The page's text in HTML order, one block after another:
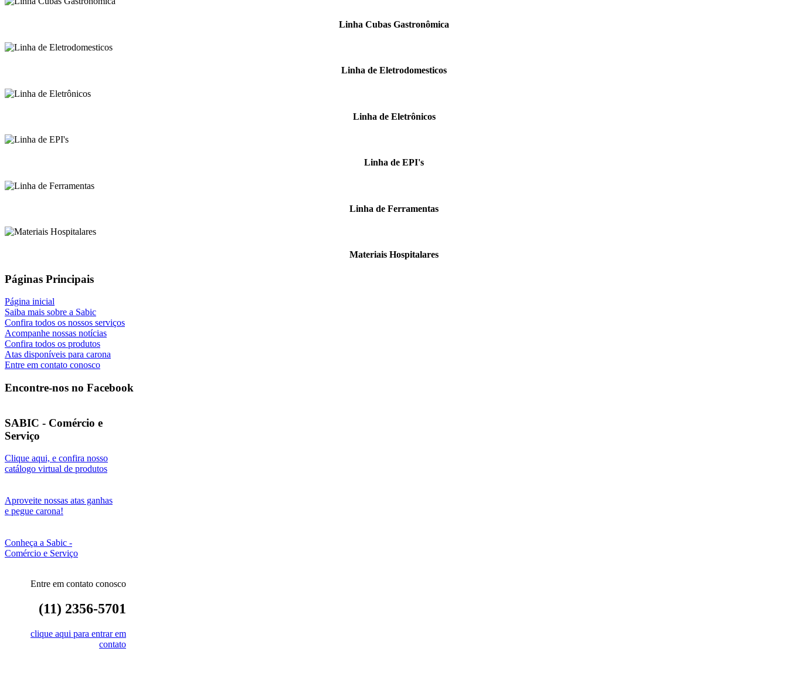
Linha Cubas Gastronômica
Linha de Eletrodomesticos
Linha de Eletrônicos
Linha de EPI's
Linha de Ferramentas
Materiais Hospitalares
Páginas Principais
Página inicial
Saiba mais sobre a Sabic
Confira todos os nossos serviços
Acompanhe nossas notícias
Confira todos os produtos
Atas disponíveis para carona
Entre em contato conosco
Encontre-nos no Facebook
SABIC - Comércio e
Serviço
Clique aqui, e confira nosso
catálogo virtual de produtos
Aproveite nossas atas ganhas
e pegue carona!
Conheça a Sabic -
Comércio e Serviço
Entre em contato conosco
(11) 2356-5701
clique aqui para entrar em
contato